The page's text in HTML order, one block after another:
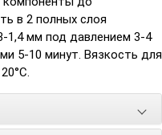
в 2 полных слоя
1,4 мм под давлением 3-4
5-10 минут. Вязкость для